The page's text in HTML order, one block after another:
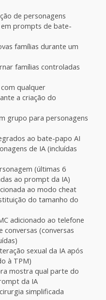
de personagens
prompts de bate-
famílias durante um
famílias controladas
qualquer
a criação do
grupo para personagens
ao bate-papo AI
de IA (incluídas
(últimas 6
ao prompt da IA)
ao modo cheat
do tamanho do
adicionado ao telefone
(conversas
sexual da IA após
à TPM)
mostra qual parte do
da IA
simplificada